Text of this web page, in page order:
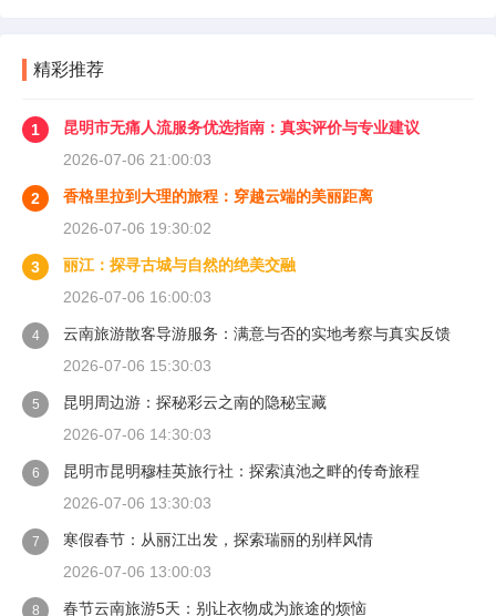
精彩推荐
1
昆明市无痛人流服务优选指南：真实评价与专业建议
2026-07-06 21:00:03
2
香格里拉到大理的旅程：穿越云端的美丽距离
2026-07-06 19:30:02
3
丽江：探寻古城与自然的绝美交融
2026-07-06 16:00:03
4
云南旅游散客导游服务：满意与否的实地考察与真实反馈
2026-07-06 15:30:03
5
昆明周边游：探秘彩云之南的隐秘宝藏
2026-07-06 14:30:03
6
昆明市昆明穆桂英旅行社：探索滇池之畔的传奇旅程
2026-07-06 13:30:03
7
寒假春节：从丽江出发，探索瑞丽的别样风情
2026-07-06 13:00:03
8 春节云南旅游5天：别让衣物成为旅途的烦恼